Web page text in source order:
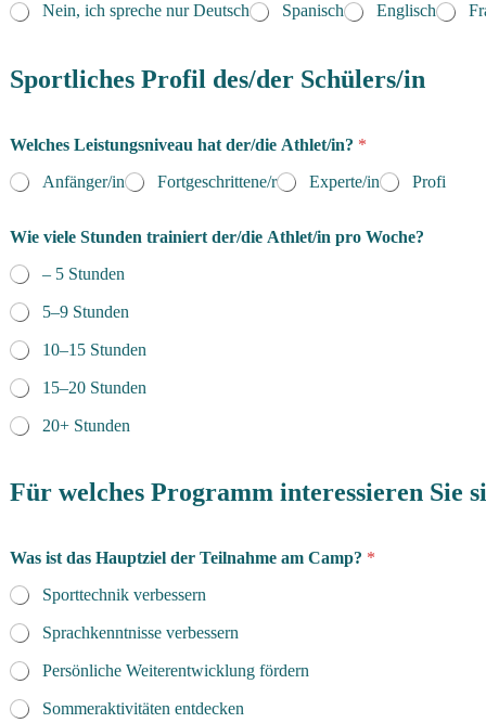
Nein, ich spreche nur Deutsch
Spanisch Englisch
Sportliches Profil des/der Schülers/in
Welches Leistungsniveau hat der/die Athlet/in? *
Anfänger/in
Fortgeschrittene/r Experte/in Profi
Wie viele Stunden trainiert der/die Athlet/in pro Woche?
– 5 Stunden
5–9 Stunden
10–15 Stunden
15–20 Stunden
20+ Stunden
Für welches Programm interessieren Sie
Was ist das Hauptziel der Teilnahme am Camp? *
Sporttechnik verbessern
Sprachkenntnisse verbessern
Persönliche Weiterentwicklung fördern
Sommeraktivitäten entdecken